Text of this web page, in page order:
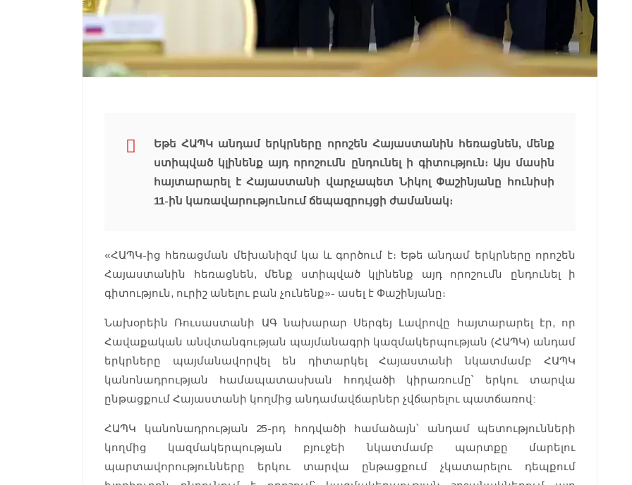
Եթե ՀԱՊԿ անդամ երկրները որոշեն Հայաստանին հեռացնեն, մենք
ստիպված կլինենք այդ որոշումն ընդունել ի գիտություն։ Այս մասին
հայտարարել է Հայաստանի վարչապետ Նիկոլ Փաշինյանը հունիսի
11-ին կառավարությունում ճեպազրույցի ժամանակ։
«ՀԱՊԿ-ից հեռացման մեխանիզմ կա և գործում է։ Եթե անդամ երկրները որոշեն
Հայաստանին հեռացնեն, մենք ստիպված կլինենք այդ որոշումն ընդունել ի
գիտություն, ուրիշ անելու բան չունենք»- ասել է Փաշինյանը։
Նախօրեին Ռուսաստանի ԱԳ նախարար Սերգեյ Լավրովը հայտարարել էր, որ
Հավաքական անվտանգության պայմանագրի կազմակերպության (ՀԱՊԿ) անդամ
երկրները պայմանավորվել են դիտարկել Հայաստանի նկատմամբ ՀԱՊԿ
կանոնադրության համապատասխան հոդվածի կիրառումը՝ երկու տարվա
ընթացքում Հայաստանի կողմից անդամավճարներ չվճարելու պատճառով:
ՀԱՊԿ կանոնադրության 25-րդ հոդվածի համաձայն՝ անդամ պետությունների
կողմից կազմակերպության բյուջեի նկատմամբ պարտքը մարելու
պարտավորությունները երկու տարվա ընթացքում չկատարելու դեպքում